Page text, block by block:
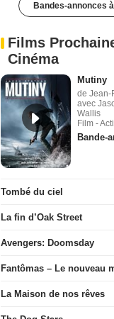
Bandes-annonces
Films
Cinéma
Mutiny
de Jean-
avec
Wallis
Film -
Bande-
Tombé du ciel
La fin d’Oak Street
Avengers: Doomsday
Fantômas – Le nouveau
La Maison de nos rêves